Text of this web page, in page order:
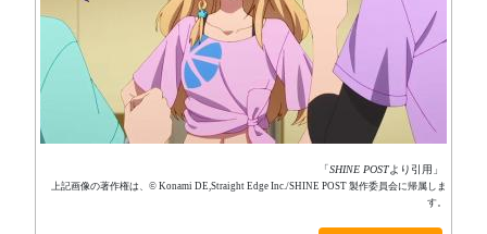
「SHINE POSTより引用」
上記画像の著作権は、© Konami DE,Straight Edge Inc./SHINE POST 製作委員会に帰属しま
す。